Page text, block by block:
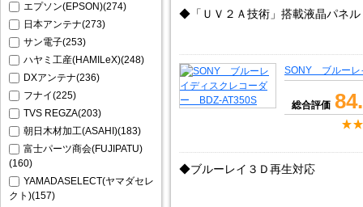
エプソン(EPSON)(274)
日本アンテナ(273)
サン電子(253)
ハヤミ工産(HAMILeX)(248)
DXアンテナ(236)
フナイ(225)
TVS REGZA(203)
朝日木材加工(ASAHI)(183)
富士パーツ商会(FUJIPATU)
(160)
YAMADASELECT(ヤマダセレ
クト)(157)
◆「ＵＶ２Ａ技術」搭載液晶パネル
SONY ブルーレ
総合評価
◆ブルーレイ３Ｄ再生対応